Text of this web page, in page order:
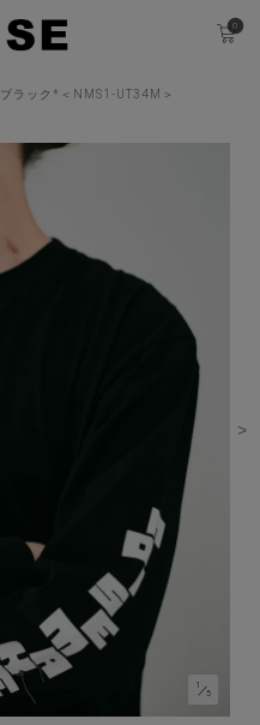
0
ラック*＜NMS1-UT34M＞
1／5